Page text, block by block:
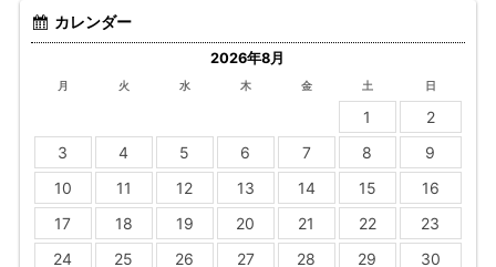
カレンダー
2026年8月
月 火 水 木 金 土 日
1
2
3
4 5 6 7 8
9
10
11 12 13 14 15
16
17
18 19 20 21 22
23
24
25 26 27 28 29
30